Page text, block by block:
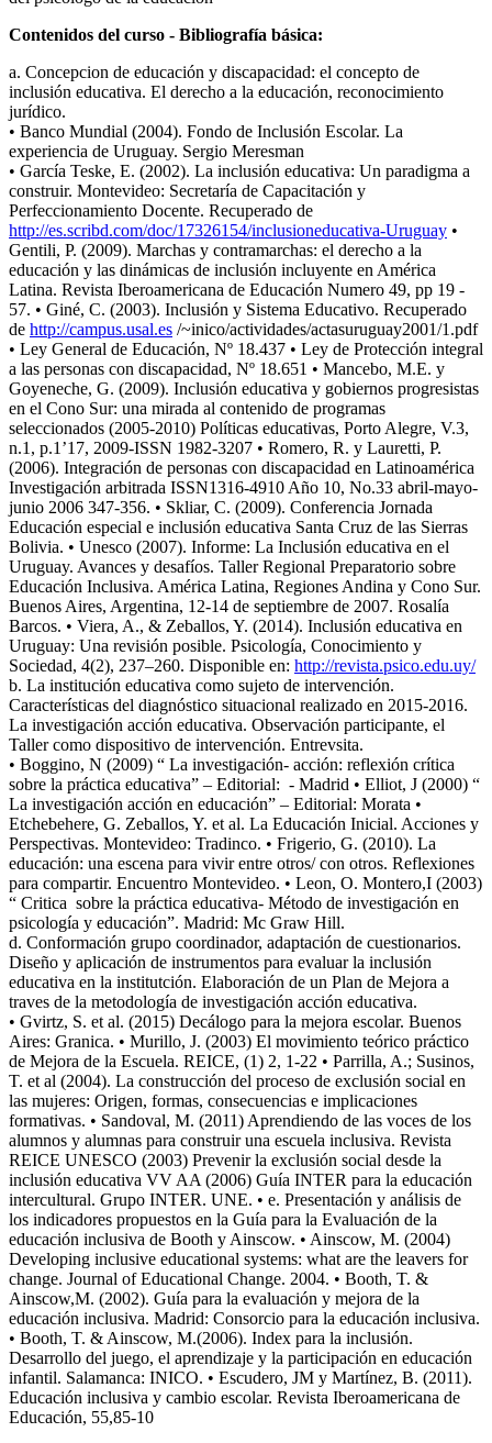
Contenidos del curso - Bibliografía básica:
a. Concepcion de educación y discapacidad: el concepto de
inclusión educativa. El derecho a la educación, reconocimiento
jurídico.
• Banco Mundial (2004). Fondo de Inclusión Escolar. La
experiencia de Uruguay. Sergio Meresman
• García Teske, E. (2002). La inclusión educativa: Un paradigma a
construir. Montevideo: Secretaría de Capacitación y
Perfeccionamiento Docente. Recuperado de
http://es.scribd.com/doc/17326154/inclusioneducativa-Uruguay •
Gentili, P. (2009). Marchas y contramarchas: el derecho a la
educación y las dinámicas de inclusión incluyente en América
Latina. Revista Iberoamericana de Educación Numero 49, pp 19 -
57. • Giné, C. (2003). Inclusión y Sistema Educativo. Recuperado
de http://campus.usal.es /~inico/actividades/actasuruguay2001/1.pdf
• Ley General de Educación, Nº 18.437 • Ley de Protección integral
a las personas con discapacidad, Nº 18.651 • Mancebo, M.E. y
Goyeneche, G. (2009). Inclusión educativa y gobiernos progresistas
en el Cono Sur: una mirada al contenido de programas
seleccionados (2005-2010) Políticas educativas, Porto Alegre, V.3,
n.1, p.1’17, 2009-ISSN 1982-3207 • Romero, R. y Lauretti, P.
(2006). Integración de personas con discapacidad en Latinoamérica
Investigación arbitrada ISSN1316-4910 Año 10, No.33 abril-mayo-
junio 2006 347-356. • Skliar, C. (2009). Conferencia Jornada
Educación especial e inclusión educativa Santa Cruz de las Sierras
Bolivia. • Unesco (2007). Informe: La Inclusión educativa en el
Uruguay. Avances y desafíos. Taller Regional Preparatorio sobre
Educación Inclusiva. América Latina, Regiones Andina y Cono Sur.
Buenos Aires, Argentina, 12-14 de septiembre de 2007. Rosalía
Barcos. • Viera, A., & Zeballos, Y. (2014). Inclusión educativa en
Uruguay: Una revisión posible. Psicología, Conocimiento y
Sociedad, 4(2), 237–260. Disponible en: http://revista.psico.edu.uy/
b. La institución educativa como sujeto de intervención.
Características del diagnóstico situacional realizado en 2015-2016.
La investigación acción educativa. Observación participante, el
Taller como dispositivo de intervención. Entrevsita.
• Boggino, N (2009) “ La investigación- acción: reflexión crítica
sobre la práctica educativa” – Editorial: - Madrid • Elliot, J (2000) “
La investigación acción en educación” – Editorial: Morata •
Etchebehere, G. Zeballos, Y. et al. La Educación Inicial. Acciones y
Perspectivas. Montevideo: Tradinco. • Frigerio, G. (2010). La
educación: una escena para vivir entre otros/ con otros. Reflexiones
para compartir. Encuentro Montevideo. • Leon, O. Montero,I (2003)
“ Critica sobre la práctica educativa- Método de investigación en
psicología y educación”. Madrid: Mc Graw Hill.
d. Conformación grupo coordinador, adaptación de cuestionarios.
Diseño y aplicación de instrumentos para evaluar la inclusión
educativa en la institutción. Elaboración de un Plan de Mejora a
traves de la metodología de investigación acción educativa.
• Gvirtz, S. et al. (2015) Decálogo para la mejora escolar. Buenos
Aires: Granica. • Murillo, J. (2003) El movimiento teórico práctico
de Mejora de la Escuela. REICE, (1) 2, 1-22 • Parrilla, A.; Susinos,
T. et al (2004). La construcción del proceso de exclusión social en
las mujeres: Origen, formas, consecuencias e implicaciones
formativas. • Sandoval, M. (2011) Aprendiendo de las voces de los
alumnos y alumnas para construir una escuela inclusiva. Revista
REICE UNESCO (2003) Prevenir la exclusión social desde la
inclusión educativa VV AA (2006) Guía INTER para la educación
intercultural. Grupo INTER. UNE. • e. Presentación y análisis de
los indicadores propuestos en la Guía para la Evaluación de la
educación inclusiva de Booth y Ainscow. • Ainscow, M. (2004)
Developing inclusive educational systems: what are the leavers for
change. Journal of Educational Change. 2004. • Booth, T. &
Ainscow,M. (2002). Guía para la evaluación y mejora de la
educación inclusiva. Madrid: Consorcio para la educación inclusiva.
• Booth, T. & Ainscow, M.(2006). Index para la inclusión.
Desarrollo del juego, el aprendizaje y la participación en educación
infantil. Salamanca: INICO. • Escudero, JM y Martínez, B. (2011).
Educación inclusiva y cambio escolar. Revista Iberoamericana de
Educación, 55,85-10